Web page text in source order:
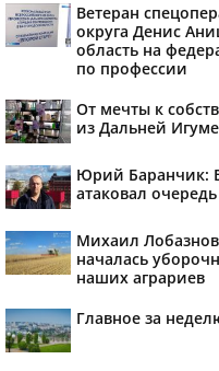
Ветеран
округа Денис
область на
по профессии
От мечты к
из Дальней
Юрий Баранчик:
атаковал
Михаил
началась
наших аграриев
Главное за